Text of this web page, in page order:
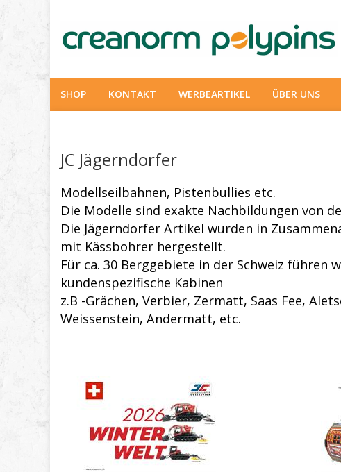
SHOP KONTAKT WERBEARTIKEL ÜBER UNS
JC Jägerndorfer
Modellseilbahnen, Pistenbullies etc.
Die Modelle sind exakte Nachbildungen von
Die Jägerndorfer Artikel wurden in
mit Kässbohrer hergestellt.
Für ca. 30 Berggebiete in der Schweiz führen
kundenspezifische Kabinen
z.B -Grächen, Verbier, Zermatt, Saas Fee,
Weissenstein, Andermatt, etc.